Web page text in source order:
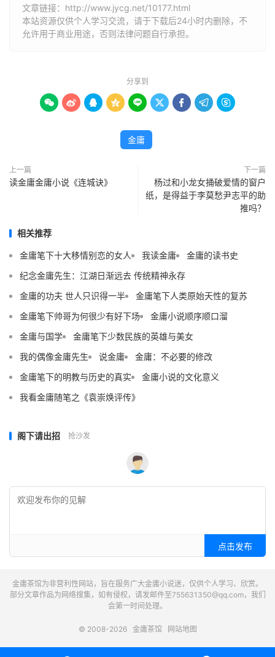
文章链接： http://www.jycg.net/10177.html
本站资源仅供个人学习交流，请于下载后24小时内删除，不
允许用于商业用途，否则法律问题自行承担。
分享到
        
金庸
上一篇
读金庸金庸小说《连城诀》
下一篇
杨过和小龙女捅破爱情的窗户
纸，是得益于李莫愁尹志平的助
推吗？
相关推荐
金庸笔下十大移情别恋的女人 我读金庸
金庸的读书史
纪念金庸先生：江湖日渐远去 传统精神永存
金庸的功夫 世人只识得一半
金庸笔下人类原始天性的复苏
金庸笔下帅哥为何很少有好下场
金庸小说顺序顺口溜
金庸与国学
金庸笔下少数民族的英雄与美女
我的偶像金庸先生
说金庸
金庸：不必要的修改
金庸笔下的明教与历史的真实
金庸小说的文化意义
我看金庸随笔之《袁崇焕评传》
阁下请出招 抢沙发
点击发布
金庸茶馆为非营利性网站，旨在服务广大金庸小说迷，仅供个人学习、欣赏。
部分文章作品为网络搜集，如有侵权，请发邮件至755631350@qq.com，我们
会第一时间处理。
© 2008-2026 金庸茶馆 网站地图